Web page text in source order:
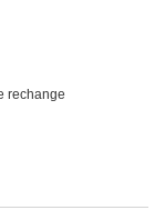
rechange